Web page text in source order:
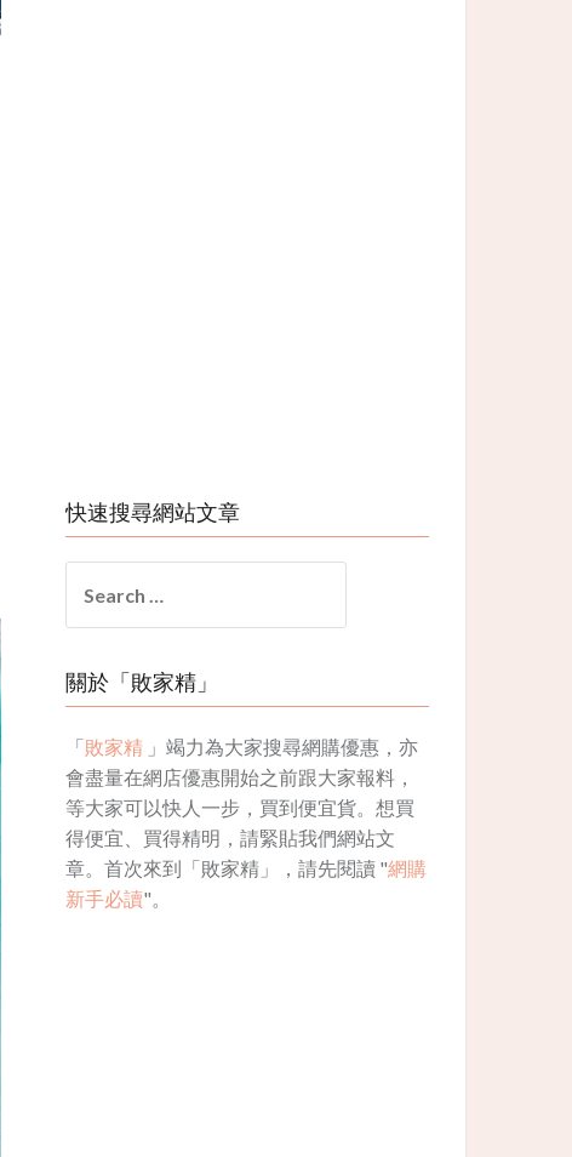
快速搜尋網站文章
for:
關於「敗家精」
「敗家精 」竭力為大家搜尋網購優惠，亦
會盡量在網店優惠開始之前跟大家報料，
等大家可以快人一步，買到便宜貨。想買
得便宜、買得精明，請緊貼我們網站文
章。首次來到「敗家精」，請先閱讀 "網購
新手必讀"。